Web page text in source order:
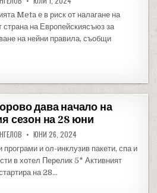
Meta е в риск от налагане на
страна на Европейскиясъюз за
на нейни правила, съобщи
META?
дава начало на
сезон на 28 юни
ЮНИ 26, 2024
програми и ол-инклузив пакети, спа и
в хотел Перелик 5* Активният
на 28…
ДАВА НАЧАЛО НА ЛЕТНИЯ СЕЗОН НА 28 ЮНИ